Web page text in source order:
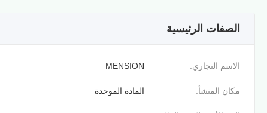
الصفات الرئيسية
الاسم التجاري: MENSION
مكان المنشأ: المادة الموحدة